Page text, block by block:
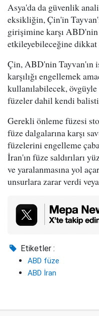
Asya'da da güvenlik
eksikliğin, Çin'in
girişimine karşı
etkileyebileceğine dikkat
Çin, ABD'nin Tayvan'ın
karşılığı engellemek
kullanılabilecek,
füzeler dahil kendi
Gerekli önleme füzesi
füze dalgalarına karşı
füzelerini engelleme
İran'ın füze saldırıları
ve yaralanmasına yol
unsurlara zarar verdi
Etiketler :
ABD füze
ABD İran